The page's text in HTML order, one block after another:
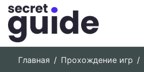
Главная Прохождение игр